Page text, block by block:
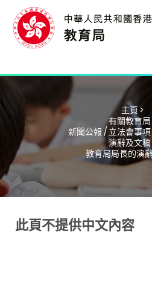
主頁 >
有關教育局
新聞公報 / 立法會事
演辭及文稿
教育局局長的演
此頁不提供中文內容